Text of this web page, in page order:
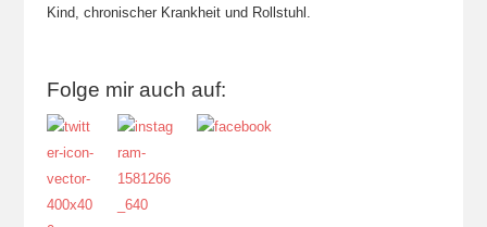
Kind, chronischer Krankheit und Rollstuhl.
Folge mir auch auf: